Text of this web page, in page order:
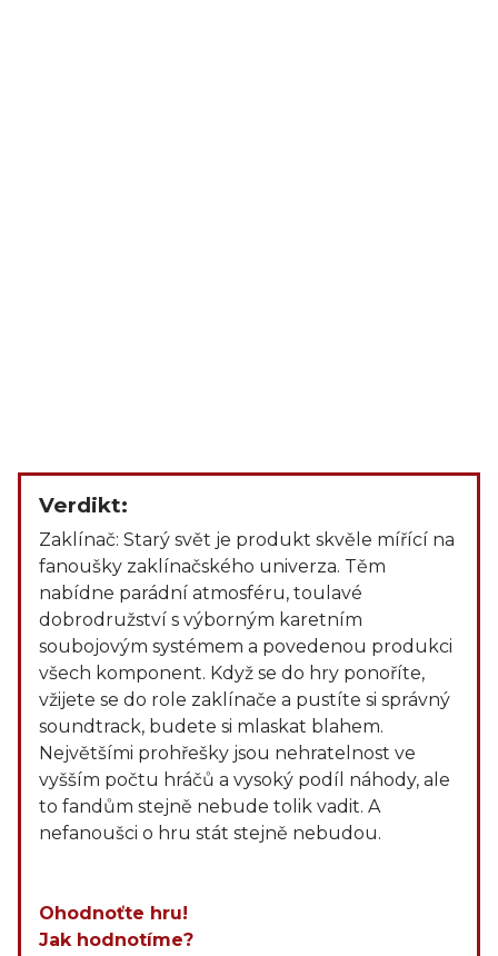
Verdikt:
Zaklínač: Starý svět je produkt skvěle mířící na
fanoušky zaklínačského univerza. Těm
nabídne parádní atmosféru, toulavé
dobrodružství s výborným karetním
soubojovým systémem a povedenou produkci
všech komponent. Když se do hry ponoříte,
vžijete se do role zaklínače a pustíte si správný
soundtrack, budete si mlaskat blahem.
Největšími prohřešky jsou nehratelnost ve
vyšším počtu hráčů a vysoký podíl náhody, ale
to fandům stejně nebude tolik vadit. A
nefanoušci o hru stát stejně nebudou.
Ohodnoťte hru!
Jak hodnotíme?